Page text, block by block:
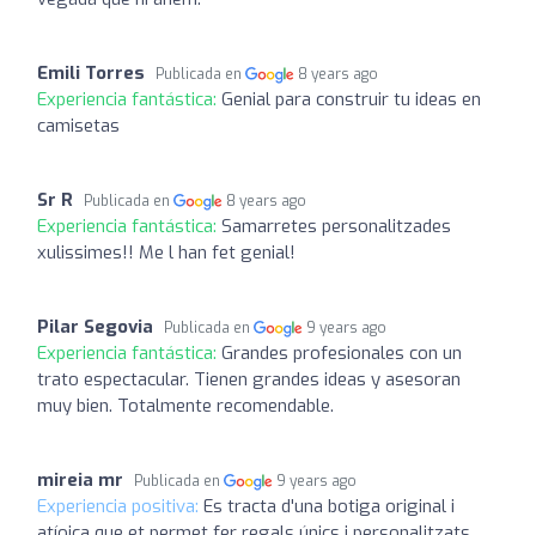
Emili Torres Publicada en 8 years ago
Experiencia fantástica: Genial para construir tu ideas en
camisetas
Sr R Publicada en 8 years ago
Experiencia fantástica: Samarretes personalitzades
xulissimes!! Me l han fet genial!
Pilar Segovia Publicada en 9 years ago
Experiencia fantástica: Grandes profesionales con un
trato espectacular. Tienen grandes ideas y asesoran
muy bien. Totalmente recomendable.
mireia mr Publicada en 9 years ago
Experiencia positiva: Es tracta d'una botiga original i